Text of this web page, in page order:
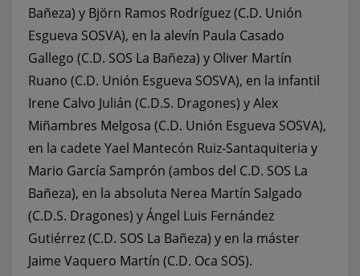
Bañeza) y Björn Ramos Rodríguez (C.D. Unión
Esgueva SOSVA), en la alevín Paula Casado
Gallego (C.D. SOS La Bañeza) y Oliver Martín
Ruano (C.D. Unión Esgueva SOSVA), en la infantil
Irene Calvo Julián (C.D.S. Dragones) y Alex
Miñambres Melgosa (C.D. Unión Esgueva SOSVA),
en la cadete Yael Mantecón Ruiz-Santaquiteria y
Mario García Samprón (ambos del C.D. SOS La
Bañeza), en la absoluta Nerea Martín Salgado
(C.D.S. Dragones) y Ángel Luis Fernández
Gutiérrez (C.D. SOS La Bañeza) y en la máster
Jaime Vaquero Martín (C.D. Oca SOS).